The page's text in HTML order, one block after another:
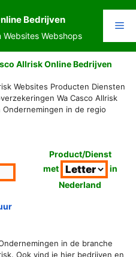
Bedrijven
Webshops
Allrisk Online Bedrijven
Websites Producten Diensten
Wa Casco Allrisk
in de regio
Product/Dienst
met
in
Nederland
in de branche
Ook vind je hier bedrijven en